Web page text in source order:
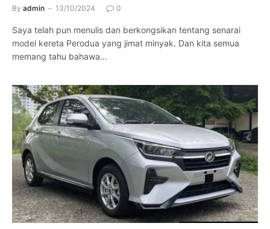
By admin 13/10/2024 0
Saya telah pun menulis dan berkongsikan tentang senarai
model kereta Perodua yang jimat minyak. Dan kita semua
memang tahu bahawa…